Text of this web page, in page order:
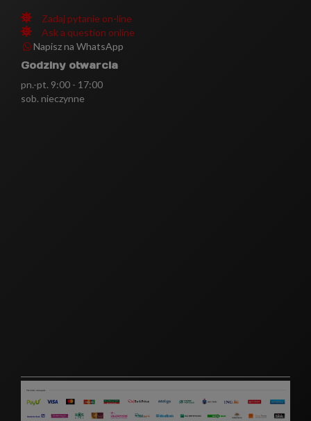
Zadaj pytanie on-line
Ask a question online
Napisz na WhatsApp
Godziny otwarcia
pn.-pt. 9:00 - 17:00
sob. nieczynne